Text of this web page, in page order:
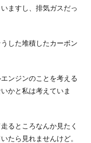
ますし、排気ガスだっ
した堆積したカーボン
ンジンのことを考える
かと私は考えていま
るところなんか見たく
たら見れませんけど。